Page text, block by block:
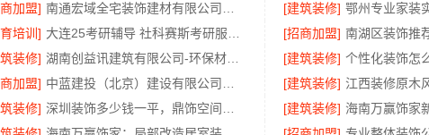
加盟]
[建筑装修]
培训]
[招商加盟]
装修]
[建筑装修]
加盟]
[建筑装修]
装修]
[建筑装修]